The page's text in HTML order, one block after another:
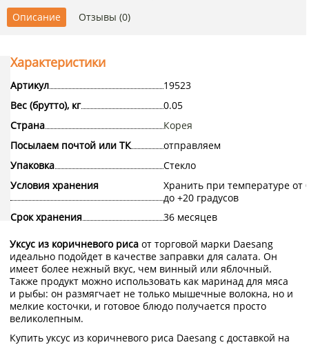
Описание Отзывы (0)
Характеристики
Артикул
19523
Вес (брутто), кг
0.05
Страна
Корея
Посылаем почтой или ТК
отправляем
Упаковка
Стекло
Условия хранения
Хранить при температуре от
до +20 градусов
Срок хранения
36 месяцев
Уксус из коричневого риса от торговой марки Daesang
идеально подойдет в качестве заправки для салата. Он
имеет более нежный вкус, чем винный или яблочный.
Также продукт можно использовать как маринад для мяса
и рыбы: он размягчает не только мышечные волокна, но и
мелкие косточки, и готовое блюдо получается просто
великолепным.
Купить уксус из коричневого риса Daesang с доставкой на